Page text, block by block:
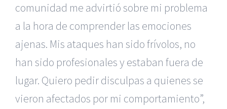
comunidad me advirtió sobre mi problema
a la hora de comprender las emociones
ajenas. Mis ataques han sido frívolos, no
han sido profesionales y estaban fuera de
lugar. Quiero pedir disculpas a quienes se
vieron afectados por mi comportamiento”,